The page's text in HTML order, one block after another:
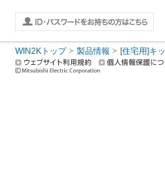
WIN2Kトップ 製品情報 [住宅用]キ